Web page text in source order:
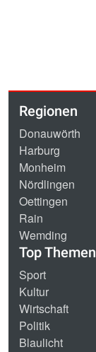
Regionen
Donauwörth
Harburg
Monheim
Nördlingen
Oettingen
Rain
Wemding
Top Themen
Sport
Kultur
Wirtschaft
Politik
Blaulicht